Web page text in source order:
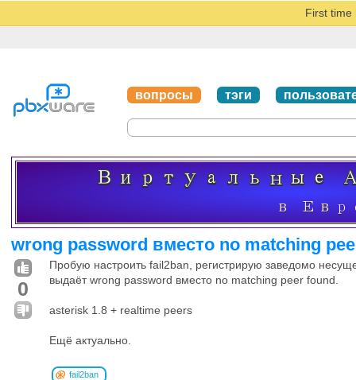
First time
вопросы тэги
wrong password вместо no matching
0
Пробую настроить fail2ban, регистрирую заведомо
выдаёт wrong password вместо no matching peer found.
asterisk 1.8 + realtime peers
Ещё актуально.
fail2ban